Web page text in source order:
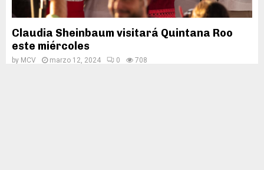
Claudia Sheinbaum visitará Quintana Roo
este miércoles
by MCV marzo 12, 2024 0 708